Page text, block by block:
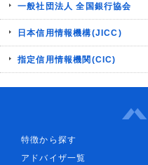
一般社団法人 全国銀行協会
日本信用情報機構(JICC)
指定信用情報機関(CIC)
特徴から探す
アドバイザ一覧